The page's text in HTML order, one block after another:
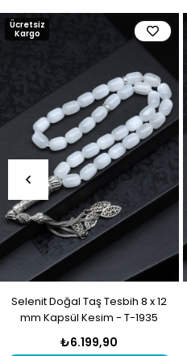
Selenit Doğal Taş Tesbih 8 x 12
mm Kapsül Kesim - T-1935
₺6.199,90
Ücretsiz
Kargo